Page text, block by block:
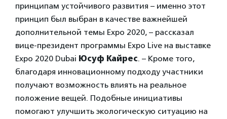
принципам устойчивого развития – именно этот
принцип был выбран в качестве важнейшей
дополнительной темы Expo 2020, – рассказал
вице-президент программы Expo Live на выставке
Expo 2020 Dubai Юсуф Кайрес. – Кроме того,
благодаря инновационному подходу участники
получают возможность влиять на реальное
положение вещей. Подобные инициативы
помогают улучшить экологическую ситуацию на